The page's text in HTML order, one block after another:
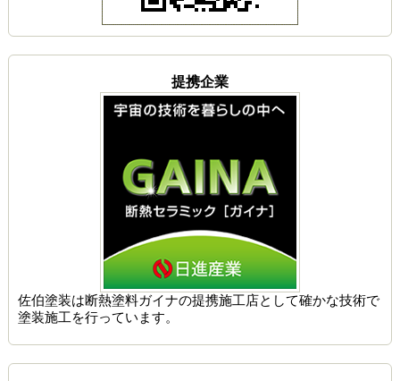
提携企業
佐伯塗装は断熱塗料ガイナの提携施工店として確かな技術で
塗装施工を行っています。